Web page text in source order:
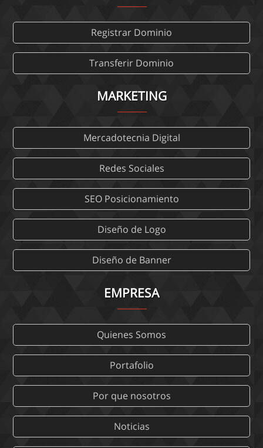
Registrar Dominio
Transferir Dominio
MARKETING
Mercadotecnia Digital
Redes Sociales
SEO Posicionamiento
Diseño de Logo
Diseño de Banner
EMPRESA
Quienes Somos
Portafolio
Por que nosotros
Noticias